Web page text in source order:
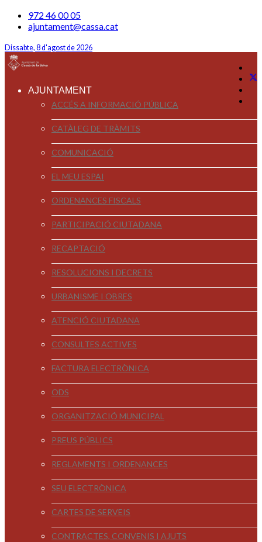
972 46 00 05
ajuntament@cassa.cat
Dissabte, 8 d'agost de 2026
AJUNTAMENT
ACCÉS A INFORMACIÓ PÚBLICA
CATÀLEG DE TRÀMITS
COMUNICACIÓ
EL MEU ESPAI
ORDENANCES FISCALS
PARTICIPACIÓ CIUTADANA
RECAPTACIÓ
RESOLUCIONS I DECRETS
URBANISME I OBRES
ATENCIÓ CIUTADANA
CONSULTES ACTIVES
FACTURA ELECTRÒNICA
ODS
ORGANITZACIÓ MUNICIPAL
PREUS PÚBLICS
REGLAMENTS I ORDENANCES
SEU ELECTRÒNICA
CARTES DE SERVEIS
CONTRACTES, CONVENIS I AJUTS